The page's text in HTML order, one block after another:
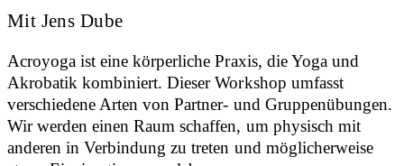
Mit Jens Dube
Acroyoga ist eine körperliche Praxis, die Yoga und
Akrobatik kombiniert. Dieser Workshop umfasst
verschiedene Arten von Partner- und Gruppenübungen.
Wir werden einen Raum schaffen, um physisch mit
anderen in Verbindung zu treten und möglicherweise